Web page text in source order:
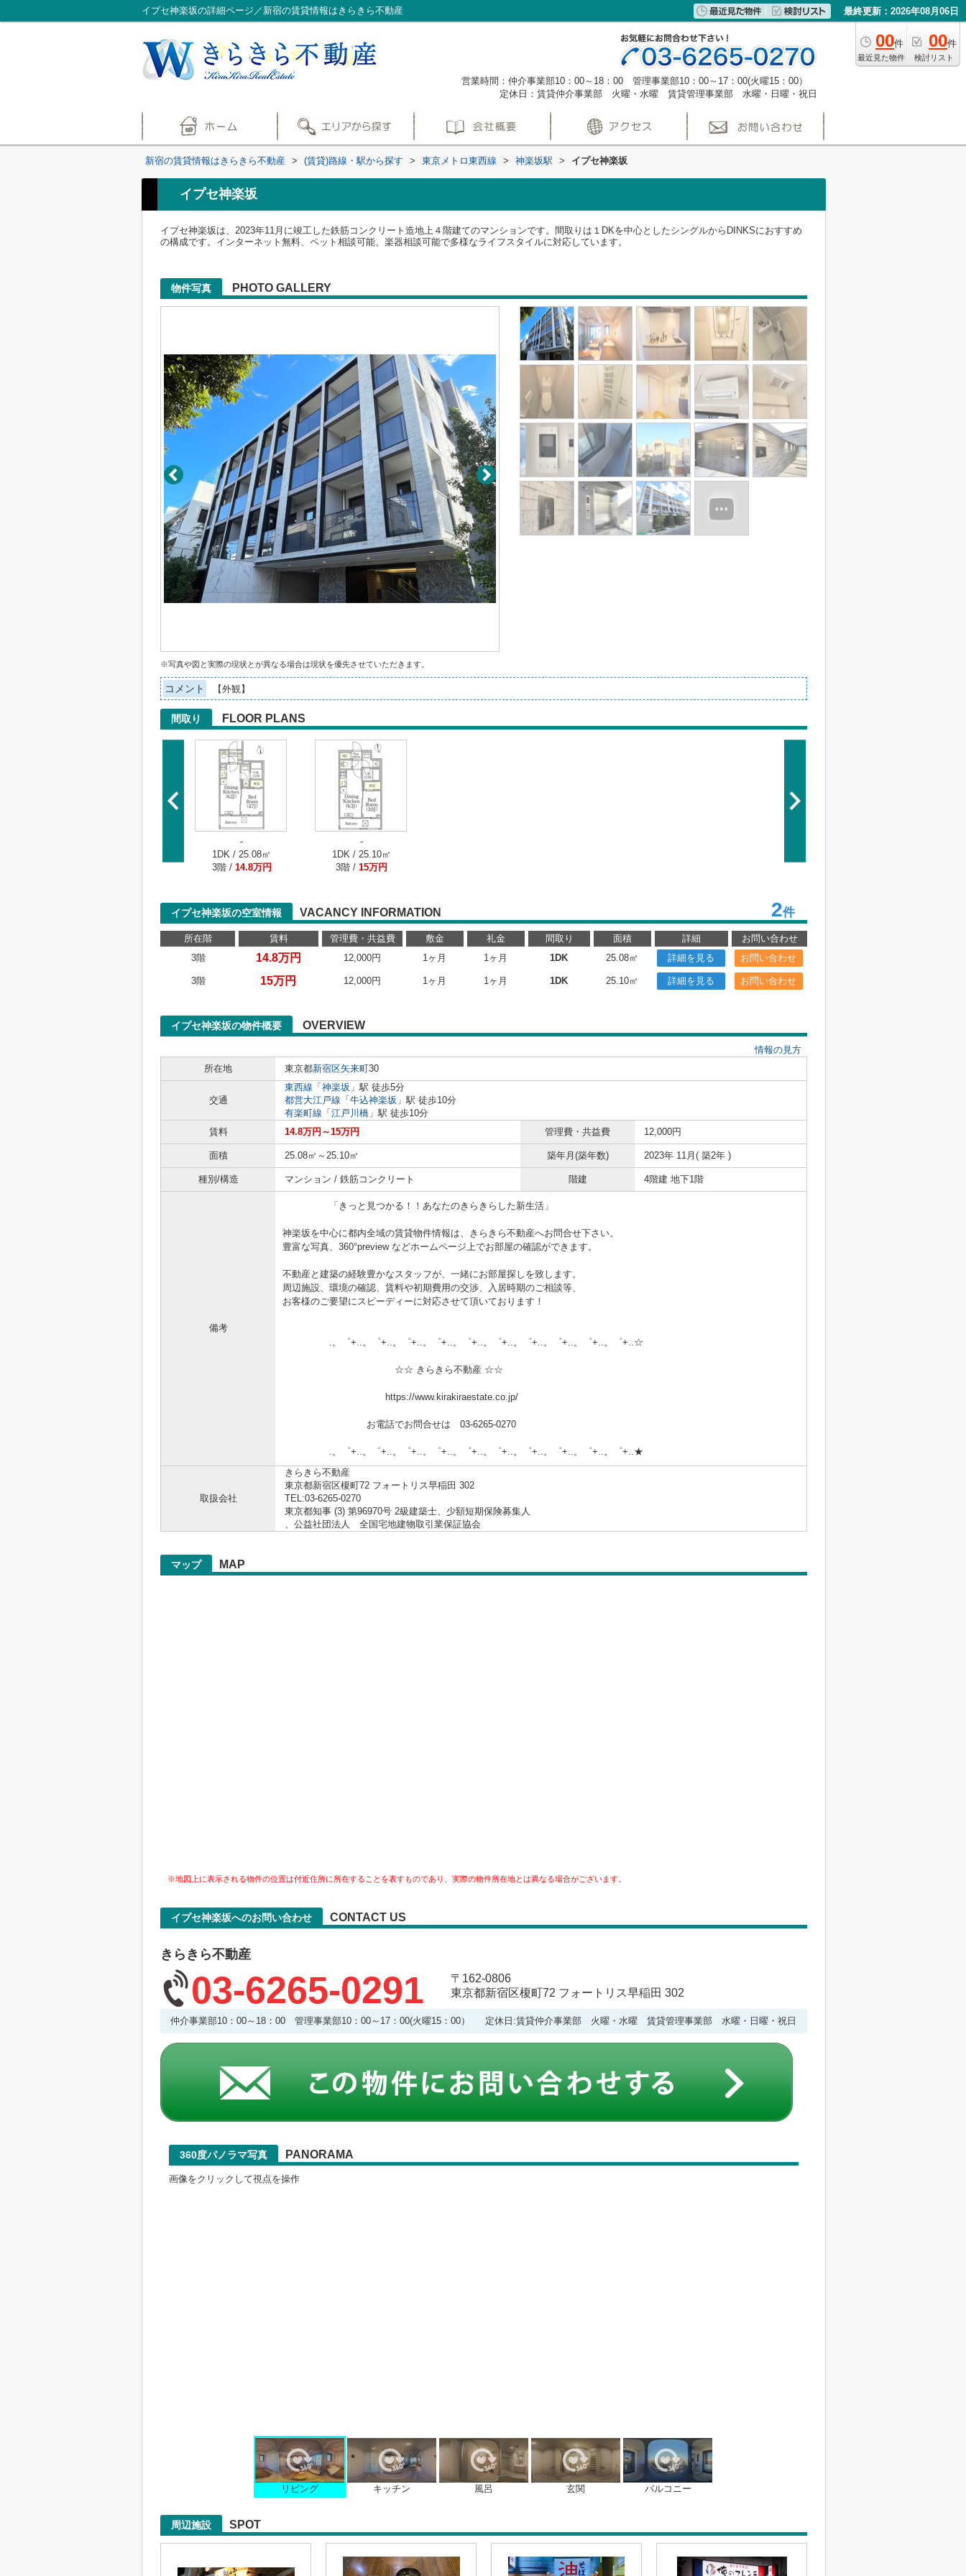
イプセ神楽坂の詳細ページ／新宿の賃貸情報はきらきら不動産 最終更新：2026年08月06日
00件
最近見た物件
00件
検討リスト
営業時間：仲介事業部10：00～18：00 管理事業部10：00～17：00(火曜15：00）
定休日：賃貸仲介事業部 火曜・水曜 賃貸管理事業部 水曜・日曜・祝日
新宿の賃貸情報はきらきら不動産 > (賃貸)路線・駅から探す > 東京メトロ東西線 > 神楽坂駅 > イプセ神楽坂
イプセ神楽坂
イプセ神楽坂は、2023年11月に竣工した鉄筋コンクリート造地上４階建てのマンションです。間取りは１DKを中心としたシングルからDINKSにおすすめ
の構成です。インターネット無料、ペット相談可能、楽器相談可能で多様なライフスタイルに対応しています。
物件写真 PHOTO GALLERY
※写真や図と実際の現状とが異なる場合は現状を優先させていただきます。
コメント 【外観】
間取り FLOOR PLANS
-
1DK / 25.08㎡
3階 / 14.8万円
-
1DK / 25.10㎡
3階 / 15万円
イプセ神楽坂の空室情報 VACANCY INFORMATION 2件
所在階 賃料 管理費・共益費 敷金 礼金 間取り 面積 詳細
お問い合わせ
3階
14.8万円 12,000円 1ヶ月 1ヶ月 1DK 25.08㎡ 詳細を見る お問い合わせ
3階 15万円 12,000円 1ヶ月 1ヶ月 1DK 25.10㎡ 詳細を見る お問い合わせ
イプセ神楽坂の物件概要 OVERVIEW
情報の見方
所在地
東京都新宿区矢来町30
交通
東西線 「 神楽坂 」駅 徒歩5分
都営大江戸線 「 牛込神楽坂 」駅 徒歩10分
有楽町線 「 江戸川橋 」駅 徒歩10分
賃料
14.8万円～15万円 管理費・共益費 12,000円
面積 25.08㎡～25.10㎡ 築年月(築年数) 2023年 11月( 築2年 )
種別/構造 マンション / 鉄筋コンクリート 階建 4階建 地下1階
備考
「きっと見つかる！！あなたのきらきらした新生活」
神楽坂を中心に都内全域の賃貸物件情報は、きらきら不動産へお問合せ下さい。
豊富な写真、360°preview などホームページ上でお部屋の確認ができます。
不動産と建築の経験豊かなスタッフが、一緒にお部屋探しを致します。
周辺施設、環境の確認、賃料や初期費用の交渉、入居時期のご相談等、
お客様のご要望にスピーディーに対応させて頂いております！
.。゜+..。゜+..。゜+..。゜+..。゜+..。゜+..。゜+..。゜+..。゜+..。゜+..☆
☆☆ きらきら不動産 ☆☆
https://www.kirakiraestate.co.jp/
お電話でお問合せは 03-6265-0270
.。゜+..。゜+..。゜+..。゜+..。゜+..。゜+..。゜+..。゜+..。゜+..。゜+..★
取扱会社
きらきら不動産
東京都新宿区榎町72 フォートリス早稲田 302
TEL:03-6265-0270
東京都知事 (3) 第96970号 2級建築士、少額短期保険募集人
、公益社団法人 全国宅地建物取引業保証協会
マップ MAP
※地図上に表示される物件の位置は付近住所に所在することを表すものであり、実際の物件所在地とは異なる場合がございます。
イプセ神楽坂へのお問い合わせ CONTACT US
きらきら不動産
03-6265-0291
〒162-0806
東京都新宿区榎町72 フォートリス早稲田 302
仲介事業部10：00～18：00 管理事業部10：00～17：00(火曜15：00） 定休日:賃貸仲介事業部 火曜・水曜 賃貸管理事業部 水曜・日曜・祝日
360度パノラマ写真 PANORAMA
画像をクリックして視点を操作
リビング キッチン 風呂 玄関 バルコニー
周辺施設 SPOT